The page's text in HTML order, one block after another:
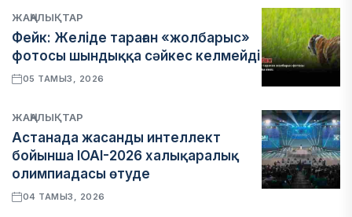
ЖАҢАЛЫҚТАР
Фейк: Желіде тараған «жолбарыс»
фотосы шындыққа сәйкес келмейді
05 ТАМЫЗ, 2026
ЖАҢАЛЫҚТАР
Астанада жасанды интеллект
бойынша IOAI-2026 халықаралық
олимпиадасы өтуде
04 ТАМЫЗ, 2026